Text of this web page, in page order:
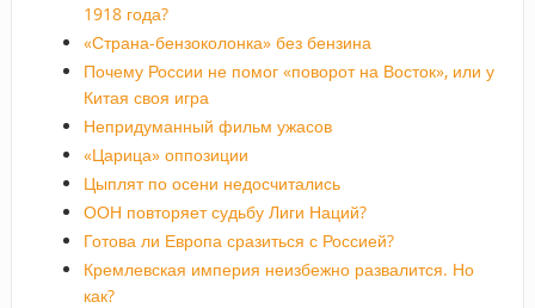
1918 года?
«Страна-бензоколонка» без бензина
Почему России не помог «поворот на Восток», или у
Китая своя игра
Непридуманный фильм ужасов
«Царица» оппозиции
Цыплят по осени недосчитались
ООН повторяет судьбу Лиги Наций?
Готова ли Европа сразиться с Россией?
Кремлевская империя неизбежно развалится. Но
как?